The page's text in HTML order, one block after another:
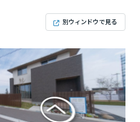
別ウィンドウで見る